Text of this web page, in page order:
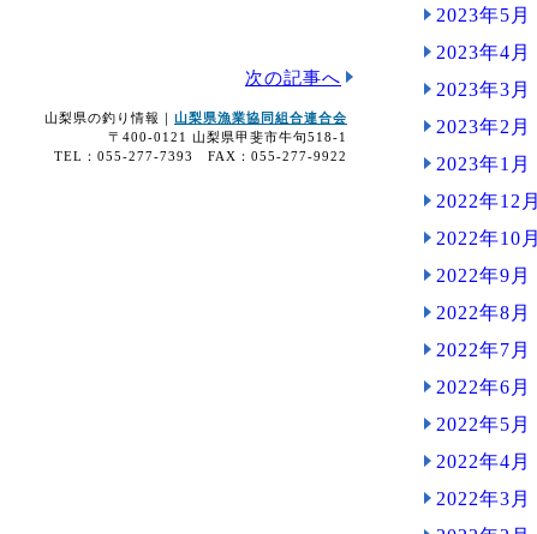
次の記事へ
山梨県の釣り情報｜ 山梨県漁業協同組合連合会
〒400-0121 山梨県甲斐市牛句518-1
TEL：055-277-7393 FAX：055-277-9922
2023年5月
2023年4月
2023年3月
2023年2月
2023年1月
2022年12月
2022年10月
2022年9月
2022年8月
2022年7月
2022年6月
2022年5月
2022年4月
2022年3月